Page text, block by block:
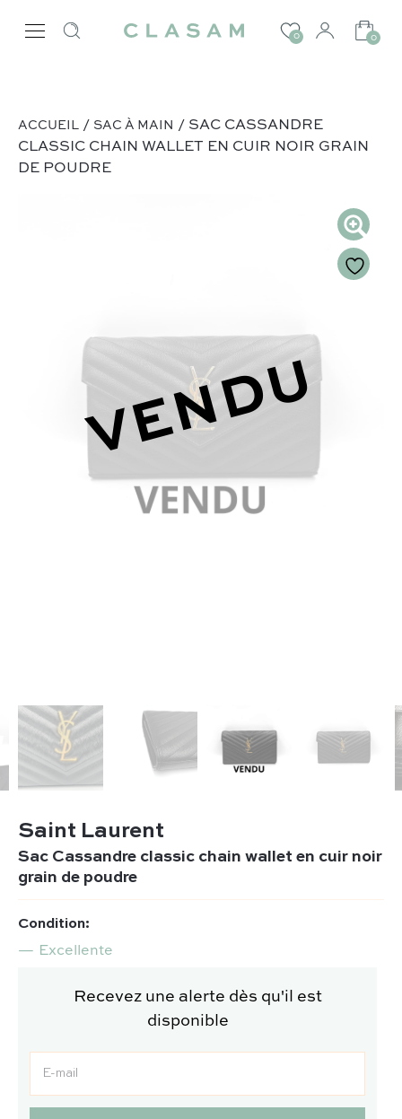
0 0
ACCUEIL / SAC À MAIN / SAC CASSANDRE
CLASSIC CHAIN WALLET EN CUIR NOIR GRAIN
DE POUDRE
VENDU
Saint Laurent
Sac Cassandre classic chain wallet en cuir noir
grain de poudre
Condition:
Excellente
Recevez une alerte dès qu'il est
disponible